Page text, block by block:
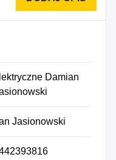
Damian
Jasionowski